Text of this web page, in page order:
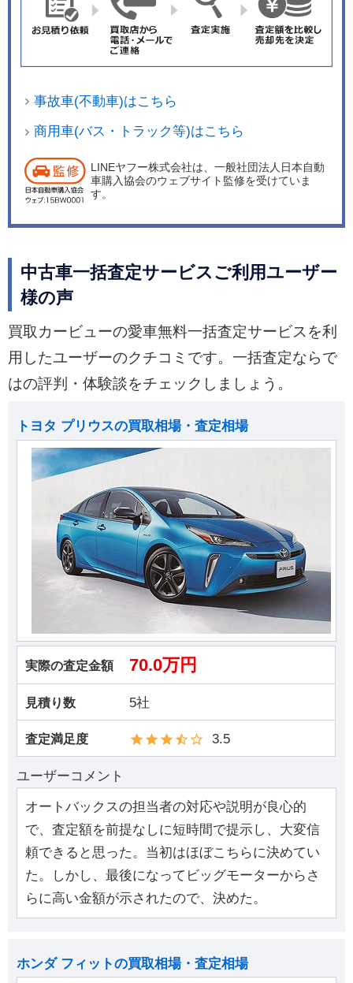
事故車(不動車)はこちら
商用車(バス・トラック等)はこちら
LINEヤフー株式会社は、一般社団法人日本自動
車購入協会のウェブサイト監修を受けていま
す。
中古車一括査定サービスご利用ユーザー
様の声
買取カービューの愛車無料一括査定サービスを利
用したユーザーのクチコミです。一括査定ならで
はの評判・体験談をチェックしましょう。
トヨタ プリウスの買取相場・査定相場
実際の査定金額 70.0万円
見積り数 5社
査定満足度 3.5
ユーザーコメント
オートバックスの担当者の対応や説明が良心的
で、査定額を前提なしに短時間で提示し、大変信
頼できると思った。当初はほぼこちらに決めてい
た。しかし、最後になってビッグモーターからさ
らに高い金額が示されたので、決めた。
ホンダ フィットの買取相場・査定相場